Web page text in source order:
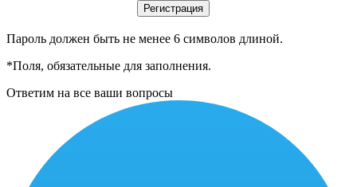
Пароль должен быть не менее 6 символов длиной.
*Поля, обязательные для заполнения.
Ответим на все ваши вопросы